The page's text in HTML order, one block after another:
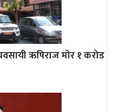
ऋषिराज मोर १ करोड